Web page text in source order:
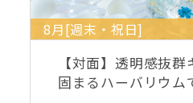
8月[週末・祝日]
【対面】透明感抜群
固まるハーバリウム